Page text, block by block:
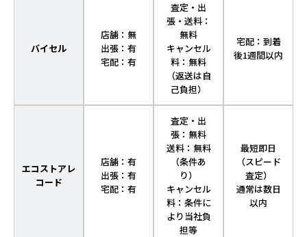
バイセル
店舗：無
出張：有
宅配：有
査定・出
張・送料：
無料
キャンセル
料：無料
（返送は自
己負担）
宅配：到着
後1週間以内
エコストアレ
コード
店舗：有
出張：有
宅配：有
査定・出
張：無料
送料：無料
（条件あ
り）
キャンセル
料：条件に
より当社負
担等
最短即日
（スピード
査定）
通常は数日
以内